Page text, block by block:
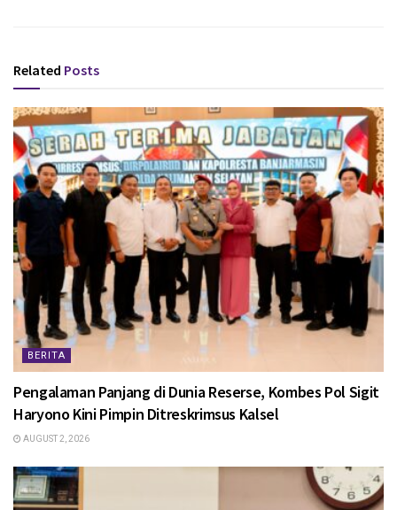
Related Posts
BERITA
Pengalaman Panjang di Dunia Reserse, Kombes Pol Sigit
Haryono Kini Pimpin Ditreskrimsus Kalsel
AUGUST 2, 2026